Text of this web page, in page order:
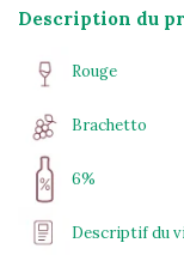
Description du
Rouge
Brachetto
6%
Descriptif du